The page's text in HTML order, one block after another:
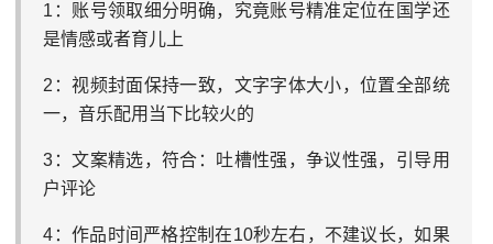
1：账号领取细分明确，究竟账号精准定位在国学还
是情感或者育儿上
2：视频封面保持一致，文字字体大小，位置全部统
一，音乐配用当下比较火的
3：文案精选，符合：吐槽性强，争议性强，引导用
户评论
4：作品时间严格控制在10秒左右，不建议长，如果